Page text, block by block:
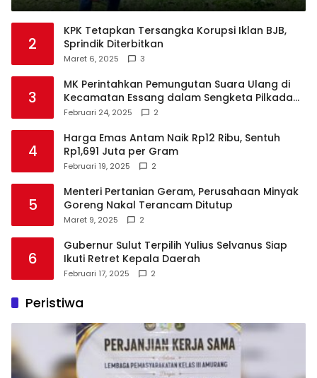
Minahasa
2
KPK Tetapkan Tersangka Korupsi Iklan BJB,
Sprindik Diterbitkan
Maret 6, 2025 3
3
MK Perintahkan Pemungutan Suara Ulang di
Kecamatan Essang dalam Sengketa Pilkada
Talaud
Februari 24, 2025 2
4
Harga Emas Antam Naik Rp12 Ribu, Sentuh
Rp1,691 Juta per Gram
Februari 19, 2025 2
5
Menteri Pertanian Geram, Perusahaan Minyak
Goreng Nakal Terancam Ditutup
Maret 9, 2025 2
6
Gubernur Sulut Terpilih Yulius Selvanus Siap
Ikuti Retret Kepala Daerah
Februari 17, 2025 2
Peristiwa